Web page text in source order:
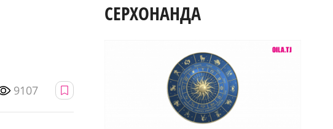
9107
СЕРХОНАНДА